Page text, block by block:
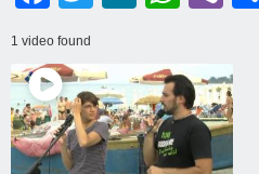
1 video found